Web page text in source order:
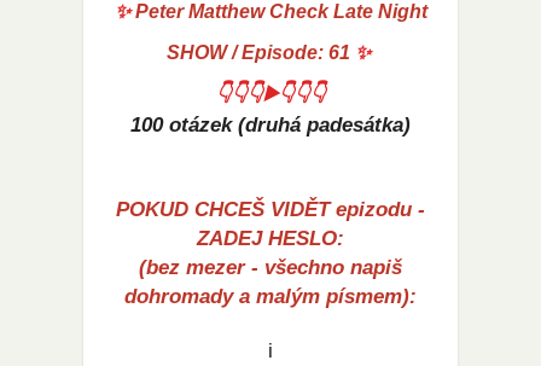
✨Peter Matthew Check Late Night
SHOW / Episode: 61 ✨
👇👇👇▶️👇👇👇
100 otázek (druhá padesátka)
POKUD CHCEŠ VIDĚT epizodu -
ZADEJ HESLO:
(bez mezer - všechno napiš
dohromady a malým písmem):
i